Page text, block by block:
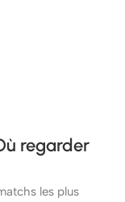
regarder
les plus